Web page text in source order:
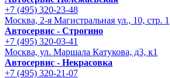
+7 (495) 320-23-48
Москва, 2-я Магистральная ул., 10, стр. 1
Автосервис - Строгино
+7 (495) 320-03-41
Москва, ул. Маршала Катукова, д3, к1
Автосервис - Некрасовка
+7 (495) 320-21-07